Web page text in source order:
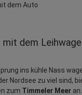
dem Auto
dem
ins kühle Nass
Nordsee zu viel sind,
zum Timmeler Meer